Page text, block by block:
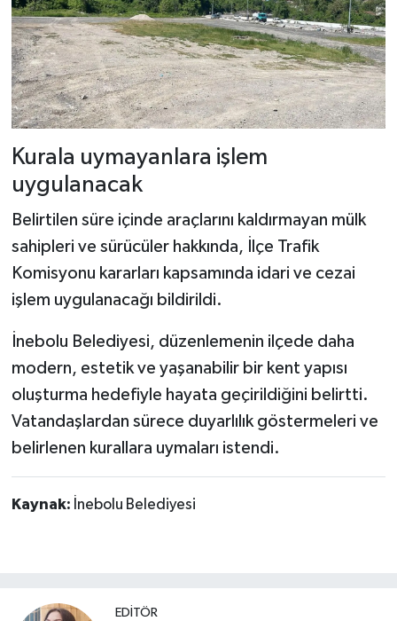
Kurala uymayanlara işlem
uygulanacak
Belirtilen süre içinde araçlarını kaldırmayan mülk
sahipleri ve sürücüler hakkında, İlçe Trafik
Komisyonu kararları kapsamında idari ve cezai
işlem uygulanacağı bildirildi.
İnebolu Belediyesi, düzenlemenin ilçede daha
modern, estetik ve yaşanabilir bir kent yapısı
oluşturma hedefiyle hayata geçirildiğini belirtti.
Vatandaşlardan sürece duyarlılık göstermeleri ve
belirlenen kurallara uymaları istendi.
Kaynak: İnebolu Belediyesi
EDİTÖR
Yerel Haberler
Haber Arşivi